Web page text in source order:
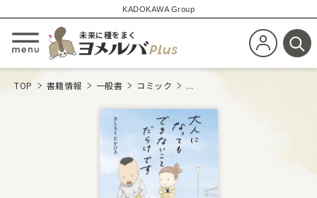
KADOKAWA Group
メニューを開閉する
未来に種をまく
新規会員登
検
TOP 書籍情報 一般書 コミック ...